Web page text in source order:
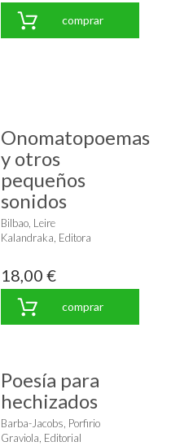
comprar
Onomatopoemas
y otros
pequeños
sonidos
Bilbao, Leire
Kalandraka, Editora
18,00 €
comprar
Poesía para
hechizados
Barba-Jacobs, Porfirio
Graviola, Editorial